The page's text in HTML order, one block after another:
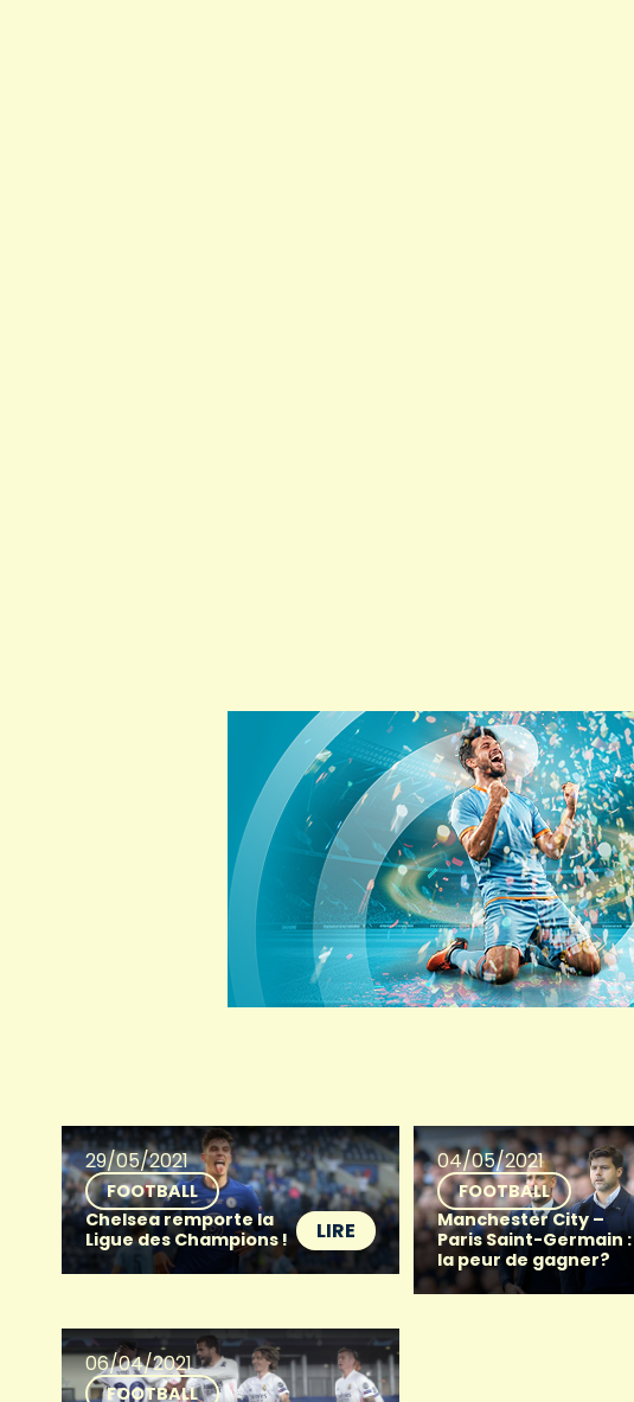
29/05/2021
FOOTBALL
Chelsea remporte la
Ligue des Champions !
LIRE
04/05/2021
FOOTBALL
Manchester City –
Paris Saint-Germain :
la peur de gagner?
06/04/2021
FOOTBALL